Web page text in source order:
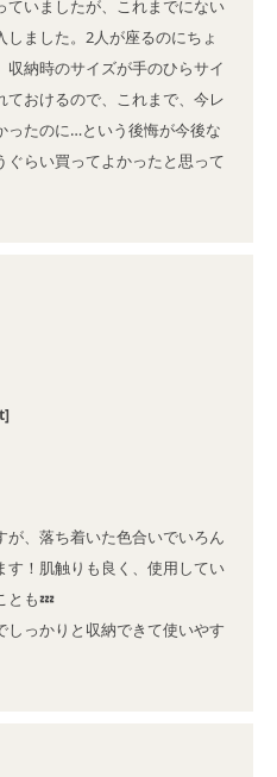
ていましたが、これまでにない
ました。2人が座るのにちょ
納時のサイズが手のひらサイ
おけるので、これまで、今レ
ったのに…という後悔が今後な
ぐらい買ってよかったと思って
、落ち着いた色合いでいろん
す！肌触りも良く、使用してい
とも💤
っかりと収納できて使いやす